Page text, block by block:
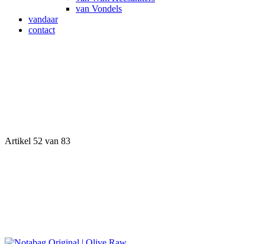
van Vondels
vandaar
contact
Artikel 52 van 83